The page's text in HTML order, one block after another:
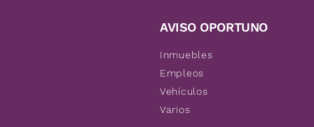
AVISO OPORTUNO
Inmuebles
Empleos
Vehículos
Varios